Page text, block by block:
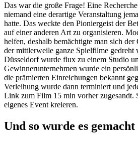
Das war die große Frage! Eine
niemand eine derartige Veranstaltung
hatte. Das weckte den Pioniergeist der
auf einer anderen Art zu organisieren.
helfen, deshalb bemächtigte man sich
der mittlerweile ganze Spielfilme gedreht
Düsseldorf wurde flux zu einem Studio
Gewinnerunternehmen wurde ein
die prämierten Einreichungen bekannt
Verleihung wurde dann terminiert und
Link zum Film 15 min vorher zugesandt.
eigenes Event kreieren.
Und so wurde es gemacht